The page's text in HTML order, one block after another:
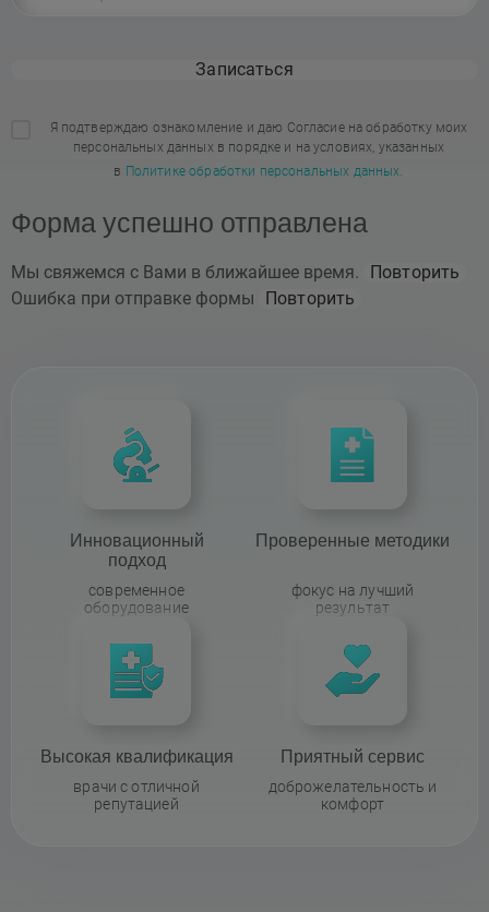
Записаться
Я подтверждаю ознакомление и даю Согласие на обработку моих
персональных данных в порядке и на условиях, указанных
в Политике обработки персональных данных.
Форма успешно отправлена
Мы свяжемся с Вами в ближайшее время.
Повторить
Ошибка при отправке формы
Повторить
Инновационный
подход
современное
оборудование
Проверенные методики
фокус на лучший
результат
Высокая квалификация
врачи с отличной
репутацией
Приятный сервис
доброжелательность и
комфорт